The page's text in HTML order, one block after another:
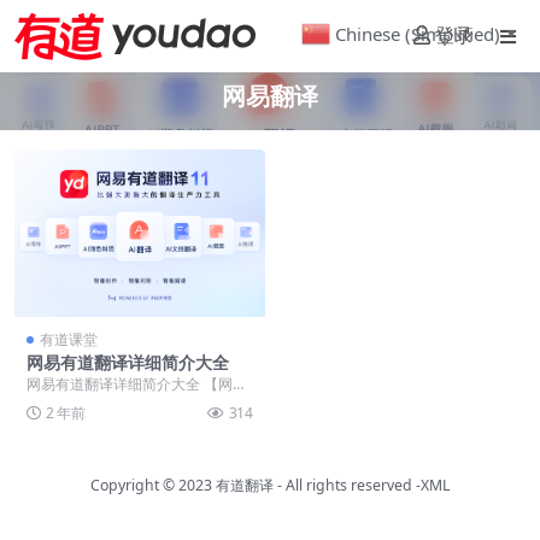
登录
网易翻译
有道课堂
网易有道翻译详细简介大全
网易有道翻译详细简介大全 【网易
有道词典桌面端】正式改名为【网
易有道翻译】 ——...
2 年前 314
Copyright © 2023有道翻译- All rights reserved -XML
Chinese (Simplified) ▼